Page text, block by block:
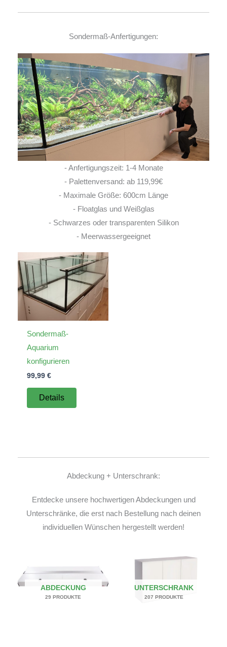
Sondermaß-Anfertigungen:
- Anfertigungszeit: 1-4 Monate
- Palettenversand: ab 119,99€
- Maximale Größe: 600cm Länge
- Floatglas und Weißglas
- Schwarzes oder transparenten Silikon
- Meerwassergeeignet
Sondermaß-
Aquarium
konfigurieren
99,99 €
Details
Abdeckung + Unterschrank:
Entdecke unsere hochwertigen Abdeckungen und
Unterschränke, die erst nach Bestellung nach deinen
individuellen Wünschen hergestellt werden!
ABDECKUNG
29 PRODUKTE
UNTERSCHRANK
207 PRODUKTE